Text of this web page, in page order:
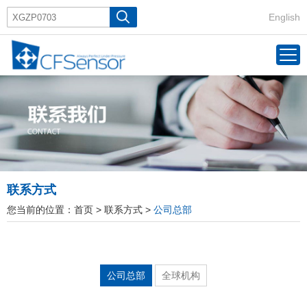
English
联系方式
您当前的位置： 首页 > 联系方式 > 公司总部
公司总部 全球机构